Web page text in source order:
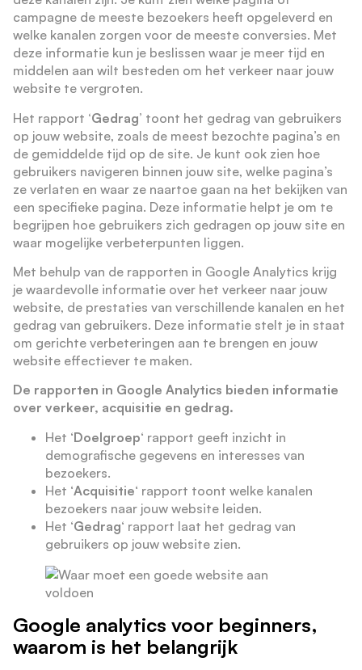
campagne de meeste bezoekers heeft opgeleverd en
welke kanalen zorgen voor de meeste conversies. Met
deze informatie kun je beslissen waar je meer tijd en
middelen aan wilt besteden om het verkeer naar jouw
website te vergroten.
Het rapport ‘Gedrag’ toont het gedrag van gebruikers
op jouw website, zoals de meest bezochte pagina’s en
de gemiddelde tijd op de site. Je kunt ook zien hoe
gebruikers navigeren binnen jouw site, welke pagina’s
ze verlaten en waar ze naartoe gaan na het bekijken van
een specifieke pagina. Deze informatie helpt je om te
begrijpen hoe gebruikers zich gedragen op jouw site en
waar mogelijke verbeterpunten liggen.
Met behulp van de rapporten in Google Analytics krijg
je waardevolle informatie over het verkeer naar jouw
website, de prestaties van verschillende kanalen en het
gedrag van gebruikers. Deze informatie stelt je in staat
om gerichte verbeteringen aan te brengen en jouw
website effectiever te maken.
De rapporten in Google Analytics bieden informatie
over verkeer, acquisitie en gedrag.
Het ‘Doelgroep‘ rapport geeft inzicht in
demografische gegevens en interesses van
bezoekers.
Het ‘Acquisitie‘ rapport toont welke kanalen
bezoekers naar jouw website leiden.
Het ‘Gedrag‘ rapport laat het gedrag van
gebruikers op jouw website zien.
Google analytics voor beginners,
waarom is het belangrijk